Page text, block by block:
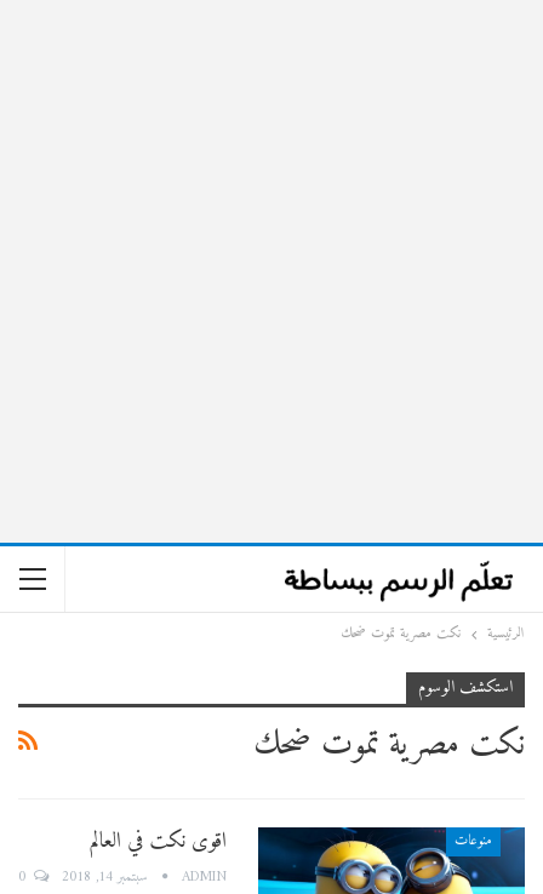
الرئيسية نكت مصرية تموت ضحك
استكشف الوسوم
نكت مصرية تموت ضحك
منوعات اقوى نكت في العالم
ADMIN سبتمبر 14, 2018